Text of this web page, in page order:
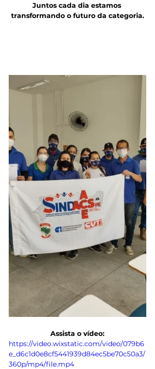
Juntos cada dia estamos
transformando o futuro da categoria.
Assista o vídeo:
https://video.wixstatic.com/video/079b6
e_d6c1d0e8cf5441939d84ec5be70c50a3/
360p/mp4/file.mp4